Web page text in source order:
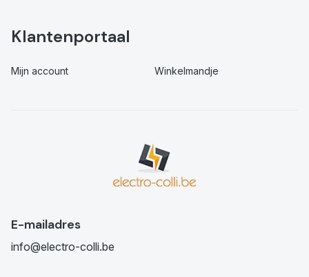
Klantenportaal
Mijn account Winkelmandje
E-mailadres
info@electro-colli.be